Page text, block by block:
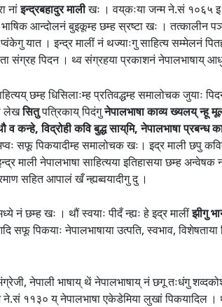
नांइन्द्रबहादुर मालीखः । वय्‌कःया जन्म ने.सं १०६५ इ
आन्दोलनं बुइकूम्ह छम्ह स्रष्टा खः । तत्कालीन
यात । इन्द्र मालीं नं थज्याःगु साहित्य सम्मेलनं
संग्रह पिदन । थ्व संग्रहया प्रकाशनं नेपालभाषाय्
छम्ह धिसिलाःम्ह प्रतिवद्धम्ह समालोचक जुयाः
लेखसितुपत्रिकाय् पिदंगुनेपालभाषा काव्य ख्यलय् न्हू
व कन्हे, विद्रोही कवि बुद्ध साय्‌मि, नेपालभाषा प्रबन्ध
पिकयादीम्ह समालोचक खः। इद्र माली छपु
माली नेपालभाषा साहित्यया इतिहासया छम्ह
सहित आपालं खँ न्ह्यब्वयादीगु दु ।
नं छम्ह खः । थौं स्वयाः पीदँ न्ह्यः हे इद्र मालींझीगु
पिकयाः नेपालभाषाया उत्पति, स्वभाव,
नेपाली भाषाय् थें नेपालभाषाय् नं छगू तःधंगु
११३० य् नेपालभाषा एकेडेमिया लुखां पिकयादिल